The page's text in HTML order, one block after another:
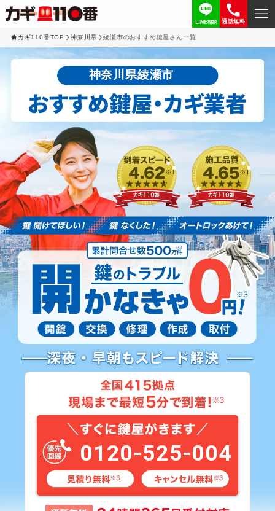
通話無料
カギ110番TOP 神奈川県 綾瀬市のおすすめ鍵屋さん一覧
神奈川県綾瀬市
0120-525-004